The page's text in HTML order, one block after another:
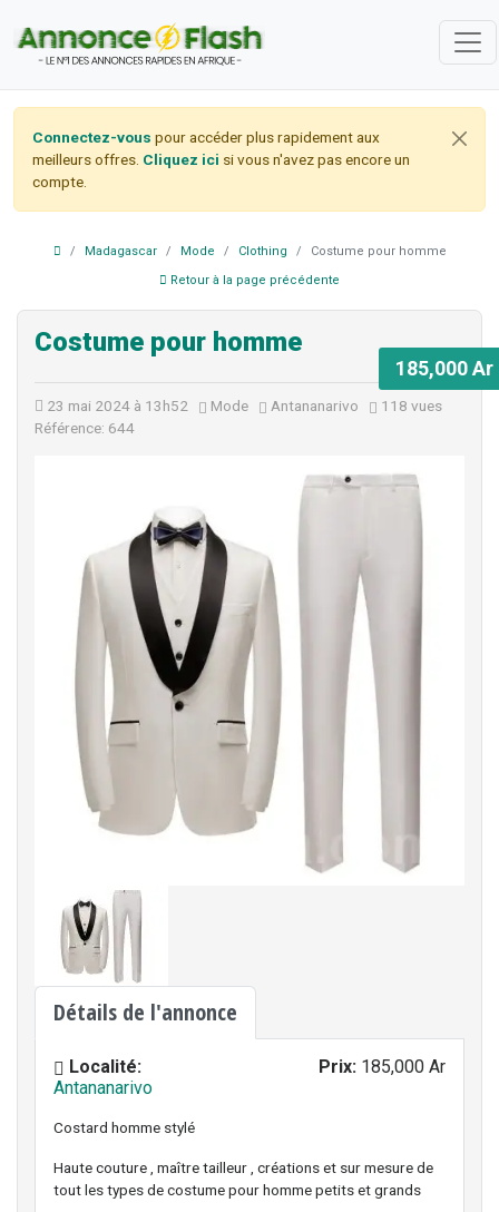
Connectez-vous pour accéder plus rapidement aux
meilleurs offres. Cliquez ici si vous n'avez pas encore un
compte.
Madagascar Mode Clothing
Costume pour homme
Retour à la page précédente
Costume pour homme
23 mai 2024 à 13h52 Mode Antananarivo
118 vues
Référence: 644
185,000 Ar
Détails de l'annonce
Localité:
Antananarivo
Prix: 185,000 Ar
Costard homme stylé
Haute couture , maître tailleur , créations et sur mesure de
tout les types de costume pour homme petits et grands